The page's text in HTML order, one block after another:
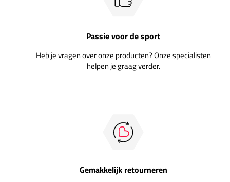
Passie voor de sport
Heb je vragen over onze producten? Onze specialisten
helpen je graag verder.
Gemakkelijk retourneren